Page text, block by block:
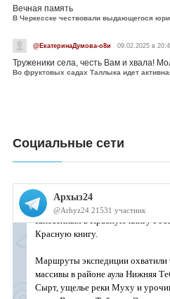
Вечная память
@ЕкатеринаДумова-о8и 09.02.2025 в
Труженики села, честь Вам и хвала!
Во фруктовых садах Таллыка идет
Социальные сети